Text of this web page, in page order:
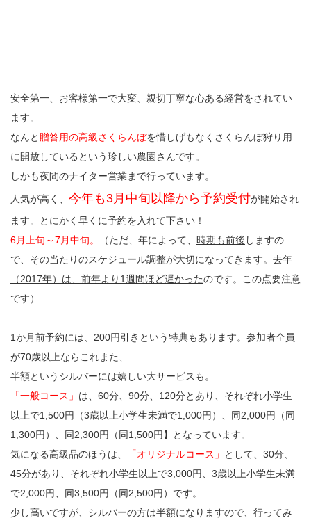
安全第一、お客様第一で大変、親切丁寧な心ある経営をされてい
ます。
なんと贈答用の高級さくらんぼを惜しげもなくさくらんぼ狩り用
に開放しているという珍しい農園さんです。
しかも夜間のナイター営業まで行っています。
人気が高く、 今年も3月中旬以降から予約受付が開始され
ます。とにかく早くに予約を入れて下さい！
6月上旬～7月中旬。
（ただ、年によって、 時期も前後 しますの
で、その当たりのスケジュール調整が大切になってきます。 去年
（2017年）は、前年より1週間ほど遅かったのです。この点要注意
です）
1か月前予約には、200円引きという特典もあります。参加者全員
が70歳以上ならこれまた、
半額というシルバーには嬉しい大サービスも。
「一般コース」 は、60分、90分、120分とあり、それぞれ小学生
以上で1,500円（3歳以上小学生未満で1,000円）、同2,000円（同
1,300円）、同2,300円（同1,500円】となっています。
気になる高級品のほうは、
「オリジナルコース」
として、30分、
45分があり、それぞれ小学生以上で3,000円、3歳以上小学生未満
で2,000円、同3,500円（同2,500円）です。
少し高いですが、シルバーの方は半額になりますので、行ってみ